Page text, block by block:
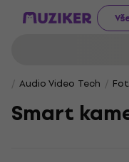
Audio Video Tech
Smart